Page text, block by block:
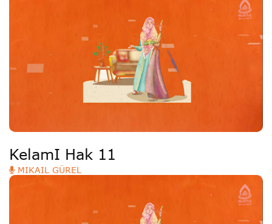
KelamI Hak 11
MIKAIL GÜREL